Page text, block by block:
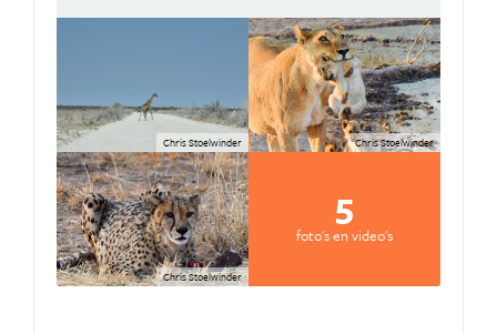
Chris Stoelwinder Chris Stoelwinder
Chris Stoelwinder
5
foto's en video's